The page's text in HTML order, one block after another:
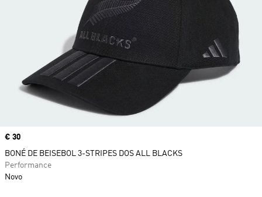
Price
€ 30
BONÉ DE BEISEBOL 3-STRIPES DOS ALL BLACKS
Performance
Novo